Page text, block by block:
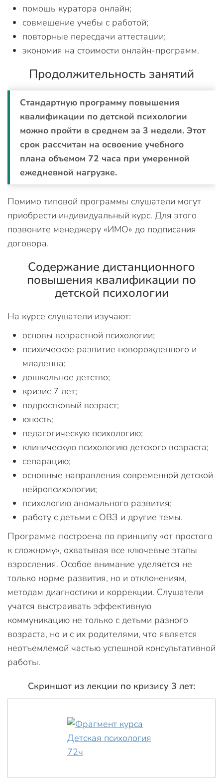
помощь куратора онлайн;
совмещение учебы с работой;
повторные пересдачи аттестации;
экономия на стоимости онлайн-программ.
Продолжительность занятий
Стандартную программу повышения
квалификации по детской психологии
можно пройти в среднем за 3 недели. Этот
срок рассчитан на освоение учебного
плана объемом 72 часа при умеренной
ежедневной нагрузке.
Помимо типовой программы слушатели могут
приобрести индивидуальный курс. Для этого
позвоните менеджеру «ИМО» до подписания
договора.
Содержание дистанционного
повышения квалификации по
детской психологии
На курсе слушатели изучают:
основы возрастной психологии;
психическое развитие новорожденного и
младенца;
дошкольное детство;
кризис 7 лет;
подростковый возраст;
юность;
педагогическую психологию;
клиническую психологию детского возраста;
сепарацию;
основные направления современной детской
нейропсихологии;
психологию аномального развития;
работу с детьми с ОВЗ и другие темы.
Программа построена по принципу «от простого
к сложному», охватывая все ключевые этапы
взросления. Особое внимание уделяется не
только норме развития, но и отклонениям,
методам диагностики и коррекции. Слушатели
учатся выстраивать эффективную
коммуникацию не только с детьми разного
возраста, но и с их родителями, что является
неотъемлемой частью успешной консультативной
работы.
Скриншот из лекции по кризису 3 лет: